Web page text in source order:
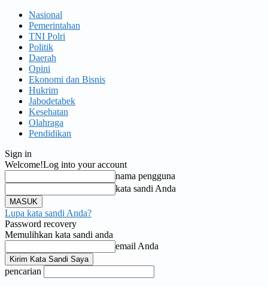
Nasional
Pemerintahan
TNI Polri
Politik
Daerah
Opini
Ekonomi dan Bisnis
Hukrim
Jabodetabek
Kesehatan
Olahraga
Pendidikan
Sign in
Welcome!Log into your account
nama pengguna
kata sandi Anda
Lupa kata sandi Anda?
Password recovery
Memulihkan kata sandi anda
email Anda
pencarian